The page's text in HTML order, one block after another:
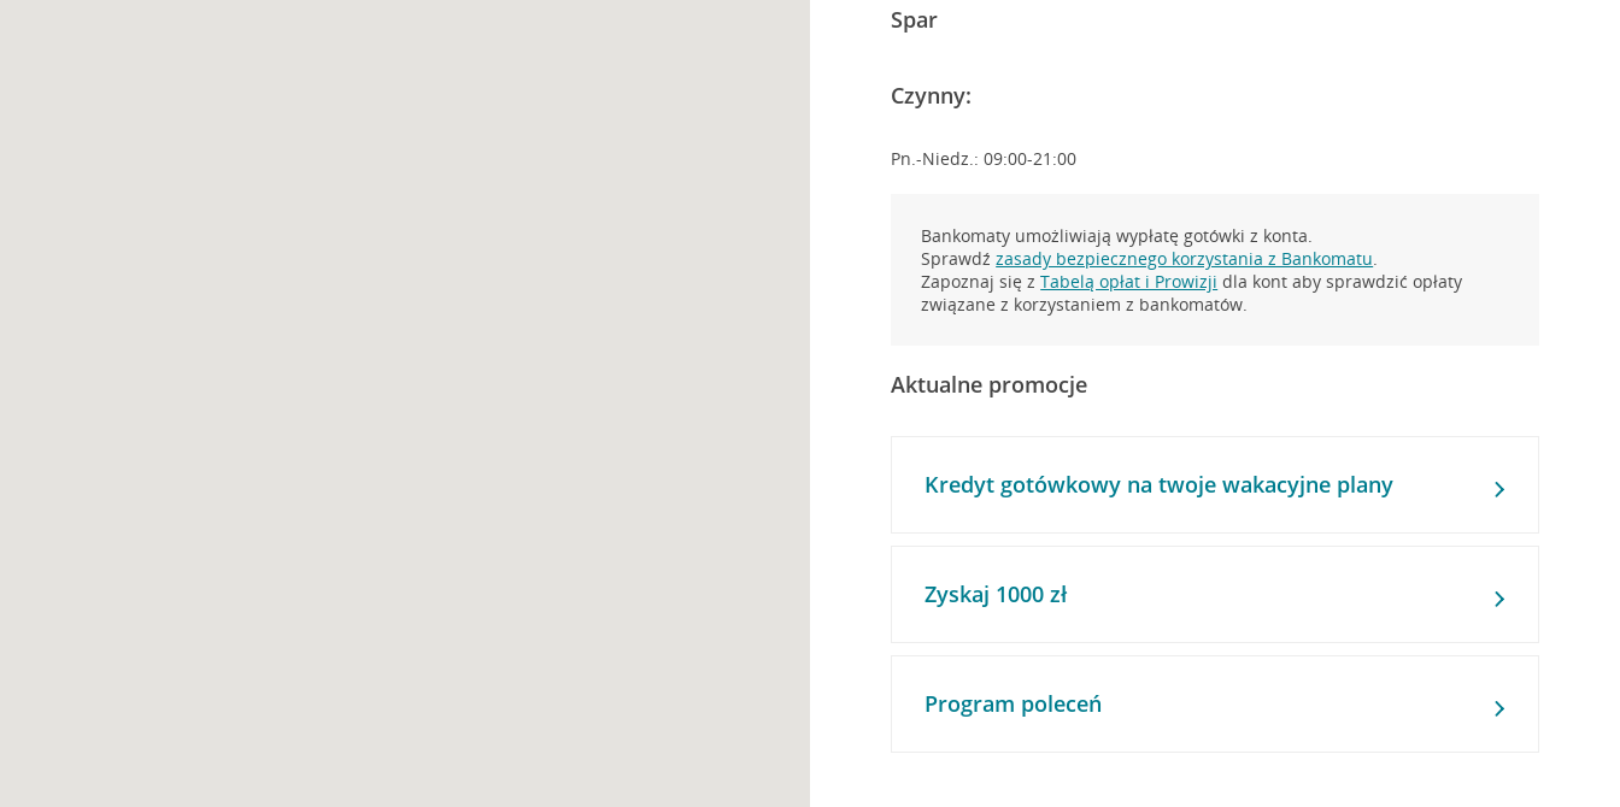
Spar
Czynny:
Pn.-Niedz.: 09:00-21:00
Bankomaty umożliwiają wypłatę gotówki z konta.
Sprawdźzasady bezpiecznego korzystania z Bankomatu.
Zapoznaj się zTabelą opłat i Prowizji dla kont aby sprawdzić opłaty
związane z korzystaniem z bankomatów.
Aktualne promocje
Kredyt gotówkowy na twoje wakacyjne plany
Zyskaj 1000 zł
Program poleceń